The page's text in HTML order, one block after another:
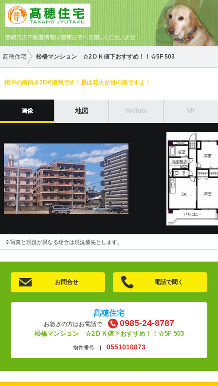
髙穂住宅 松橋マンション ☆2ＤＫ値下おすすめ！！☆5F 503
街中の南向き2DK便利です！夏は花火が目の前ですよ！
画像 地図 YouTube VR
※写真と現況が異なる場合は現況優先とします。
お問合せ 電話で聞く
髙穂住宅
お急ぎの方はお電話で 0985-24-8787
松橋マンション ☆2ＤＫ値下おすすめ！！☆5F 503
物件番号 | 0551010873